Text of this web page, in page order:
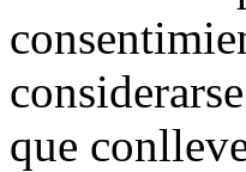
que